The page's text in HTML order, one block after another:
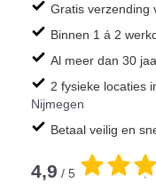
Gratis verzending
Binnen 1 á 2
Al meer dan 30
2 fysieke locaties
Nijmegen
Betaal veilig en
4,9 / 5 .